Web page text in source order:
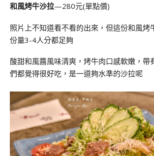
和風烤牛沙拉—280元(單點價)
照片上不知道看不看的出來，但這份和風烤
份量3-4人分都足夠
酸甜和風醬風味清爽，烤牛肉口感軟嫩，帶
們都覺得很好吃，是一道夠水準的沙拉呢